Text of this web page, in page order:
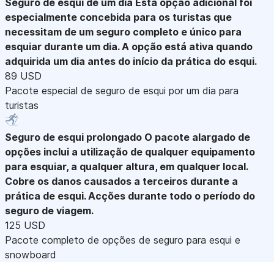
especialmente concebida para os turistas que
necessitam de um seguro completo e único para
esquiar durante um dia. A opção está ativa quando
adquirida um dia antes do início da prática do esqui.
89 USD
Pacote especial de seguro de esqui por um dia para
turistas
Seguro de esqui prolongado O pacote alargado de
opções inclui a utilização de qualquer equipamento
para esquiar, a qualquer altura, em qualquer local.
Cobre os danos causados a terceiros durante a
prática de esqui. Acções durante todo o período do
seguro de viagem.
125 USD
Pacote completo de opções de seguro para esqui e
snowboard